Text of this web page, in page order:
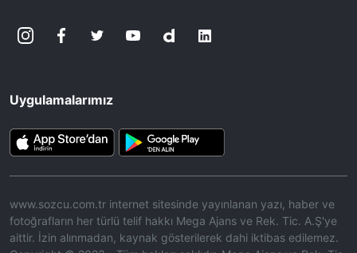
Uygulamalarımız
www.sozcu.com.tr internet sitesinde yayınlanan yazı, haber ve
fotoğrafların her türlü telif hakkı Mega Ajans ve Rek. Tic. A.Ş'ye
aittir. İzin alınmadan, kaynak gösterilerek dahi iktibas edilemez.